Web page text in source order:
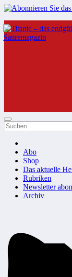
Zum
Inhalt
springen
Abo
Shop
Das aktuelle
Rubriken
Newsletter
Archiv